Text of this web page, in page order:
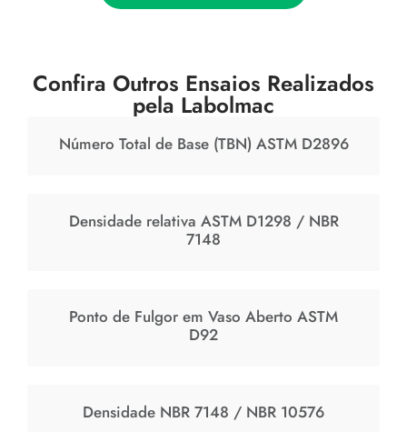
Confira Outros Ensaios Realizados
pela Labolmac
Número Total de Base (TBN) ASTM D2896
Densidade relativa ASTM D1298 / NBR
7148
Ponto de Fulgor em Vaso Aberto ASTM
D92
Densidade NBR 7148 / NBR 10576